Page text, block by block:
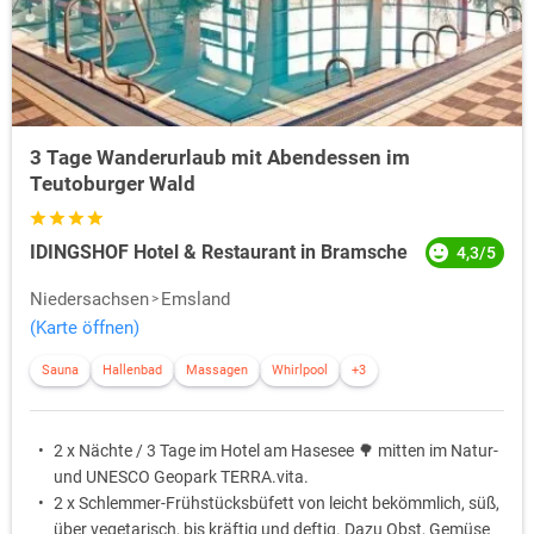
3 Tage Wanderurlaub mit Abendessen im
Teutoburger Wald
IDINGSHOF Hotel & Restaurant in Bramsche 4,3/5
Niedersachsen
Emsland
(Karte öffnen)
Sauna Hallenbad Massagen Whirlpool +3
2 x Nächte / 3 Tage im Hotel am Hasesee 🌳 mitten im Natur-
und UNESCO Geopark TERRA.vita.
2 x Schlemmer-Frühstücksbüfett von leicht bekömmlich, süß,
über vegetarisch, bis kräftig und deftig. Dazu Obst, Gemüse